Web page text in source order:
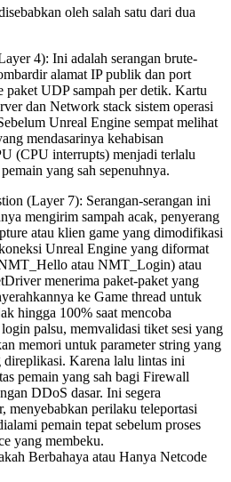
oleh salah satu dari dua
4): Ini adalah serangan brute-
alamat IP publik dan port
paket UDP sampah per detik. Kartu
dan Network stack sistem operasi
Unreal Engine sempat melihat
mendasarinya kehabisan
(CPU interrupts) menjadi terlalu
yang sah sepenuhnya.
(Layer 7): Serangan-serangan ini
mengirim sampah acak, penyerang
atau klien game yang dimodifikasi
Unreal Engine yang diformat
atau NMT_Login) atau
menerima paket-paket yang
ke Game thread untuk
hingga 100% saat mencoba
palsu, memvalidasi tiket sesi yang
memori untuk parameter string yang
Karena lalu lintas ini
pemain yang sah bagi Firewall
DDoS dasar. Ini segera
menyebabkan perilaku teleportasi
pemain tepat sebelum proses
yang membeku.
Berbahaya atau Hanya Netcode